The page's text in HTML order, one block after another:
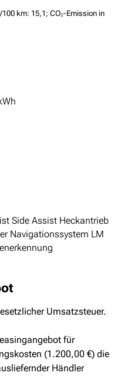
km: 15,1; CO₂-Emission in
Side Assist Heckantrieb
Navigationssystem LM
Umsatzsteuer.
für
(1.200,00 €) die
Händler